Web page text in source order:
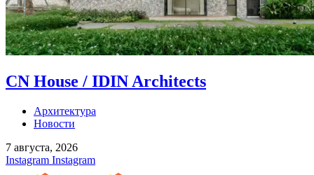
CN House / IDIN Architects
Архитектура
Новости
7 августа, 2026
Instagram Instagram